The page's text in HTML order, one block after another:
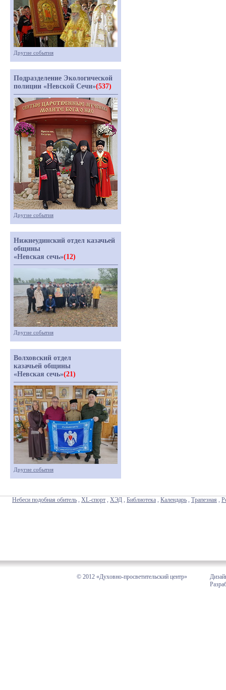
Другие события
Подразделение Экологической
полиции «Невской Сечи»(537)
Другие события
Нижнеудинский отдел казачьей
общины
«Невская сечь»(12)
Другие события
Волховский отдел
казачьей общины
«Невская сечь»(21)
Другие события
Небеси подобная обитель , XL-спорт , ХЭД , Библиотека , Календарь , Трапезная ,
© 2012 «Духовно-просветительский центр»